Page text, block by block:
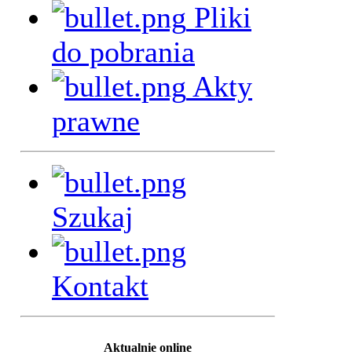
Pliki
do pobrania
Akty
prawne
Szukaj
Kontakt
Aktualnie online